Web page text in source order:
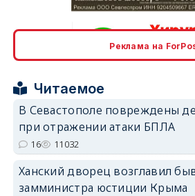
Реклама на
Читаемое
В Севастополе повреждены
при отражении атаки БПЛА
16 11032
Ханский дворец возглавил
замминистра юстиции Крыма